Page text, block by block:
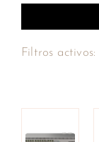
Filtros activos: